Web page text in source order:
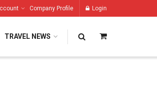
Company Profile Login
TRAVEL NEWS